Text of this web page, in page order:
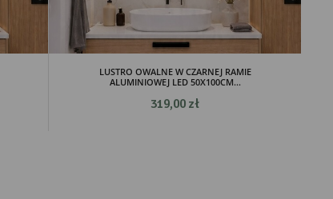
LUSTRO OWALNE W CZARNEJ RAMIE
ALUMINIOWEJ LED 50X100CM...
319,00 zł